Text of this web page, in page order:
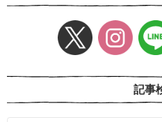
記事